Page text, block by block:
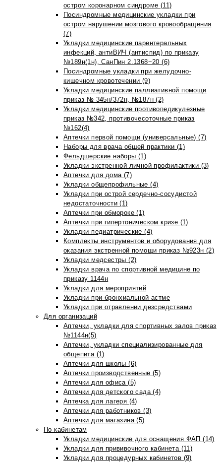
остром коронарном синдроме (11)
Посиндромные медицинские укладки при
остром нарушении мозгового кровообращения
(7)
Укладки медицинские парентеральных
инфекций, антиВИЧ (антиспид) по приказу
№189н(1н), СанПин 2.1368−20 (6)
Посиндромные укладки при желудочно-
кишечном кровотечении (9)
Укладки медицинские паллиативной помощи
приказ № 345н/372н, №187н (2)
Укладки медицинские противопедикулезные
приказ №342, противочесоточные приказ
№162(4)
Аптечки первой помощи (универсальные) (7)
Наборы для врача общей практики (1)
Фельдшерские наборы (1)
Укладки экстренной личной профилактики (3)
Аптечки для дома (7)
Укладки общепрофильные (4)
Укладки при острой сердечно-сосудистой
недостаточности (1)
Аптечки при обмороке (1)
Аптечки при гипертоническом кризе (1)
Укладки педиатрические (4)
Комплекты инструментов и оборудования для
оказания экстренной помощи приказ №923н (2)
Укладки медсестры (2)
Укладки врача по спортивной медицине по
приказу 1144н
Укладки для мероприятий
Укладки при бронхиальной астме
Укладки при отравлении дезсредствами
Для организаций
Аптечки, укладки для спортивных залов приказ
№1144н(5)
Аптечки, укладки специализированные для
общепита (1)
Аптечки для школы (6)
Аптечки производственные (5)
Аптечки для офиса (5)
Аптечки для детского сада (4)
Аптечка для лагеря (4)
Аптечки для работников (3)
Аптечки для магазина (5)
По кабинетам
Укладки медицинские для оснащения ФАП (14)
Укладки для прививочного кабинета (11)
Укладки для процедурных кабинетов (9)